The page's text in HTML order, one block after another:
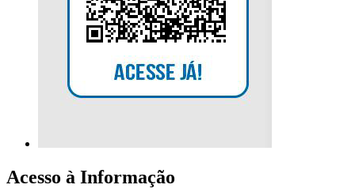
Acesso à Informação